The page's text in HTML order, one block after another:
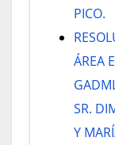
PICO.
ÁREA
SR.
Y